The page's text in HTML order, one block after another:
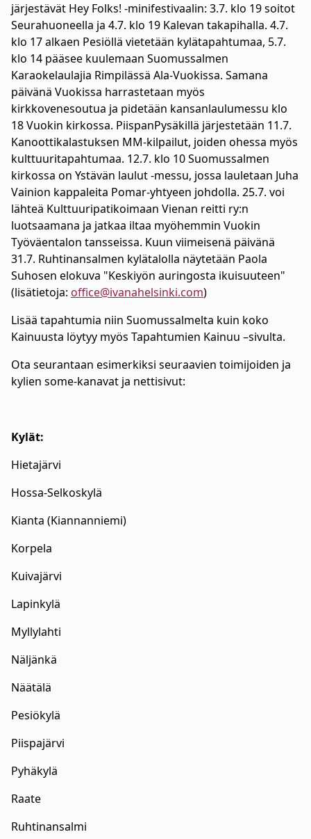
järjestävät Hey Folks! -minifestivaalin: 3.7. klo 19 soitot
Seurahuoneella ja 4.7. klo 19 Kalevan takapihalla. 4.7.
klo 17 alkaen Pesiöllä vietetään kylätapahtumaa, 5.7.
klo 14 pääsee kuulemaan Suomussalmen
Karaokelaulajia Rimpilässä Ala-Vuokissa. Samana
päivänä Vuokissa harrastetaan myös
kirkkovenesoutua ja pidetään kansanlaulumessu klo
18 Vuokin kirkossa. PiispanPysäkillä järjestetään 11.7.
Kanoottikalastuksen MM-kilpailut, joiden ohessa myös
kulttuuritapahtumaa. 12.7. klo 10 Suomussalmen
kirkossa on Ystävän laulut -messu, jossa lauletaan Juha
Vainion kappaleita Pomar-yhtyeen johdolla. 25.7. voi
lähteä Kulttuuripatikoimaan Vienan reitti ry:n
luotsaamana ja jatkaa iltaa myöhemmin Vuokin
Työväentalon tansseissa. Kuun viimeisenä päivänä
31.7. Ruhtinansalmen kylätalolla näytetään Paola
Suhosen elokuva "Keskiyön auringosta ikuisuuteen"
(lisätietoja: office@ivanahelsinki.com)
Lisää tapahtumia niin Suomussalmelta kuin koko
Kainuusta löytyy myös Tapahtumien Kainuu –sivulta.
Ota seurantaan esimerkiksi seuraavien toimijoiden ja
kylien some-kanavat ja nettisivut:
Kylät:
Hietajärvi
Hossa-Selkoskylä
Kianta (Kiannanniemi)
Korpela
Kuivajärvi
Lapinkylä
Myllylahti
Näljänkä
Näätälä
Pesiökylä
Piispajärvi
Pyhäkylä
Raate
Ruhtinansalmi